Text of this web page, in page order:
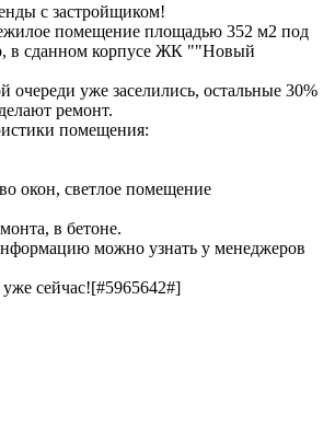
с застройщиком!
помещение площадью 352 м2 под
в сданном корпусе ЖК ""Новый
очереди уже заселились, остальные 30%
ремонт.
помещения:
окон, светлое помещение
в бетоне.
можно узнать у менеджеров
сейчас![#5965642#]